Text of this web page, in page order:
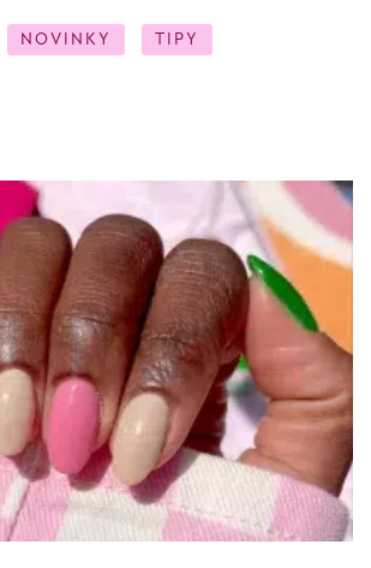
NOVINKY TIPY